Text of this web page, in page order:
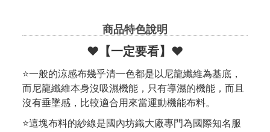
商品特色說明
❤️【一定要看】❤️
⭐一般的涼感布幾乎清一色都是以尼龍纖維為基底，
而尼龍纖維本身沒吸濕機能，只有導濕的機能，而且
沒有垂墜感，比較適合用來當運動機能布料。
⭐這塊布料的紗線是國內坊織大廠專門為國際知名服